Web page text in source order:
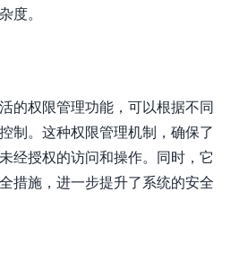
度。
的权限管理功能，可以根据不同
制。这种权限管理机制，确保了
经授权的访问和操作。同时，它
措施，进一步提升了系统的安全